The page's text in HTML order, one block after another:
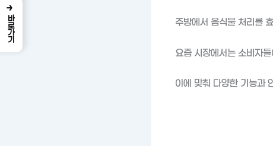
주방에서 음식물 처리를
요즘 시장에서는 소비자
이에 맞춰 다양한 기능과
→
바로가기